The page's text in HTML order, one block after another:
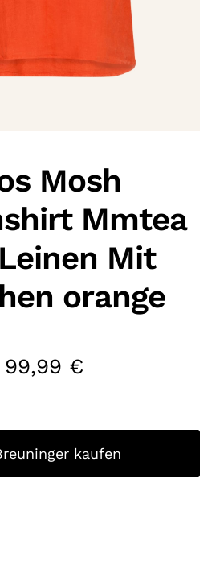
Mosh
Mmtea
Mit
orange
99,99 €
kaufen